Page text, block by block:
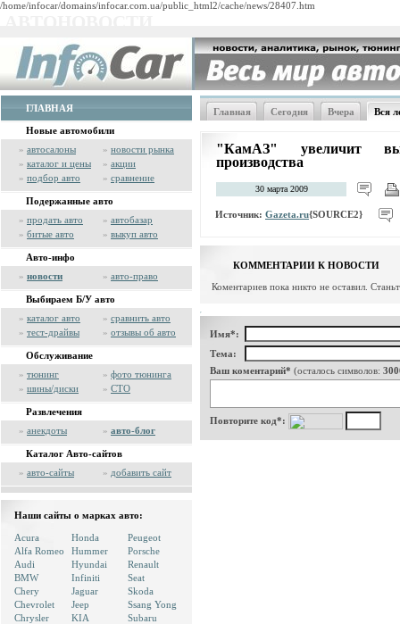
/home/infocar/domains/infocar.com.ua/public_html2/cache/news/28407.htm
ГЛАВНАЯ
Новые автомобили
» автосалоны » новости рынка
» каталог и цены » акции
» подбор авто » сравнение
Подержанные авто
» продать авто » автобазар
» битые авто » выкуп авто
Авто-инфо
» новости » авто-право
Выбираем Б/У авто
» каталог авто » сравнить авто
» тест-драйвы » отзывы об авто
Обслуживание
» тюнинг » фото тюнинга
» шины/диски » СТО
Развлечения
» анекдоты » авто-блог
Каталог Авто-сайтов
» авто-сайты » добавить сайт
Наши сайты о марках авто:
Acura
Alfa Romeo
Audi
BMW
Chery
Chevrolet
Chrysler
Honda
Hummer
Hyundai
Infiniti
Jaguar
Jeep
KIA
Peugeot
Porsche
Renault
Seat
Skoda
Ssang Yong
Subaru
Главная Сегодня Вчера Вся
"КамАЗ" увеличит
производства
30 марта 2009
Источник: Gazeta.ru{SOURCE2}
КОММЕНТАРИИ К НОВОСТИ
Коментариев пока никто не оставил.
Имя*:
Тема:
Ваш коментарий* (осталось символов:
Повторите код*: